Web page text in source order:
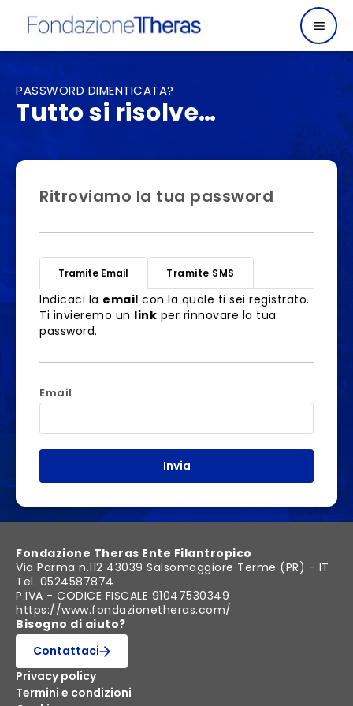
PASSWORD DIMENTICATA?
Tutto si risolve…
Ritroviamo la tua password
Tramite Email Tramite SMS
Indicaci la email con la quale ti sei registrato.
Ti invieremo un link per rinnovare la tua
password.
Email
Invia
Fondazione Theras Ente Filantropico
Via Parma n.112 43039 Salsomaggiore Terme (PR) - IT
Tel. 0524587874
P.IVA - CODICE FISCALE 91047530349
https://www.fondazionetheras.com/
Bisogno di aiuto?
Contattaci
Privacy policy
Termini e condizioni